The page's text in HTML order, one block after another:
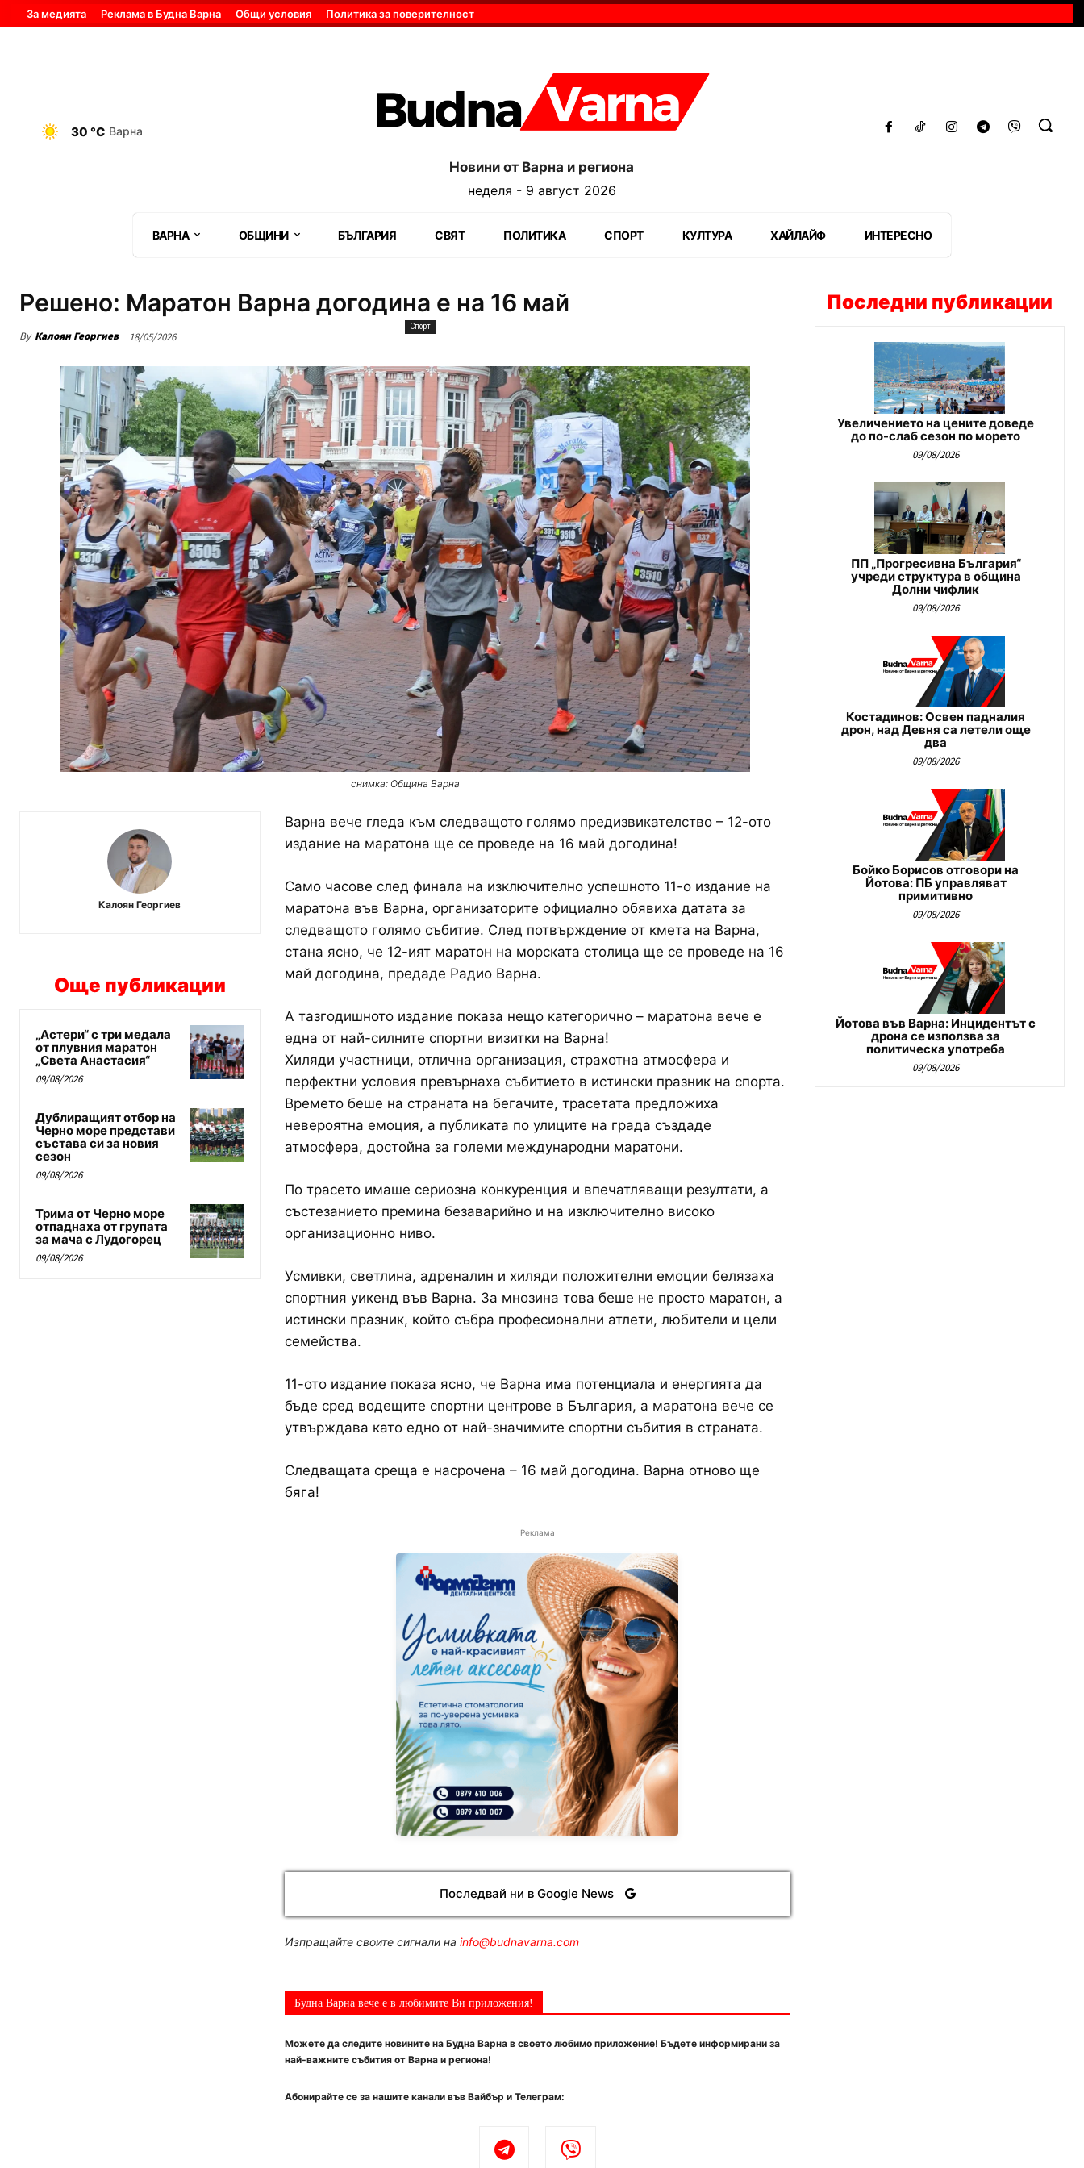
За медията Реклама в Будна Варна Общи условия Политика за поверителност
30 °C Варна
Новини от Варна и региона
неделя - 9 август 2026
ВАРНА ОБЩИНИ БЪЛГАРИЯ СВЯТ ПОЛИТИКА СПОРТ КУЛТУРА ХАЙЛАЙФ ИНТЕРЕСНО
Решено: Маратон Варна догодина е на 16 май
By Калоян Георгиев 18/05/2026
Спорт
снимка: Община Варна
Калоян Георгиев
Още публикации
„Астери“ с три медала
от плувния маратон
„Света Анастасия“
09/08/2026
Дублиращият отбор на
Черно море представи
състава си за новия
сезон
09/08/2026
Трима от Черно море
отпаднаха от групата
за мача с Лудогорец
09/08/2026
Варна вече гледа към следващото голямо предизвикателство – 12-ото
издание на маратона ще се проведе на 16 май догодина!
Само часове след финала на изключително успешното 11-о издание на
маратона във Варна, организаторите официално обявиха датата за
следващото голямо събитие. След потвърждение от кмета на Варна,
стана ясно, че 12-ият маратон на морската столица ще се проведе на 16
май догодина, предаде Радио Варна.
А тазгодишното издание показа нещо категорично – маратона вече е
една от най-силните спортни визитки на Варна!
Хиляди участници, отлична организация, страхотна атмосфера и
перфектни условия превърнаха събитието в истински празник на спорта.
Времето беше на страната на бегачите, трасетата предложиха
невероятна емоция, а публиката по улиците на града създаде
атмосфера, достойна за големи международни маратони.
По трасето имаше сериозна конкуренция и впечатляващи резултати, а
състезанието премина безаварийно и на изключително високо
организационно ниво.
Усмивки, светлина, адреналин и хиляди положителни емоции белязаха
спортния уикенд във Варна. За мнозина това беше не просто маратон, а
истински празник, който събра професионални атлети, любители и цели
семейства.
11-ото издание показа ясно, че Варна има потенциала и енергията да
бъде сред водещите спортни центрове в България, а маратона вече се
утвърждава като едно от най-значимите спортни събития в страната.
Следващата среща е насрочена – 16 май догодина. Варна отново ще
бяга!
Реклама
Последвай ни в Google News
Изпращайте своите сигнали на info@budnavarna.com
Будна Варна вече е в любимите Ви приложения!
Можете да следите новините на Будна Варна в своето любимо приложение! Бъдете информирани за
най-важните събития от Варна и региона!
Абонирайте се за нашите канали във Вайбър и Телеграм:
Последни публикации
Увеличението на цените доведе
до по-слаб сезон по морето
09/08/2026
ПП „Прогресивна България“
учреди структура в община
Долни чифлик
09/08/2026
Костадинов: Освен падналия
дрон, над Девня са летели още
два
09/08/2026
Бойко Борисов отговори на
Йотова: ПБ управляват
примитивно
09/08/2026
Йотова във Варна: Инцидентът с
дрона се използва за
политическа употреба
09/08/2026